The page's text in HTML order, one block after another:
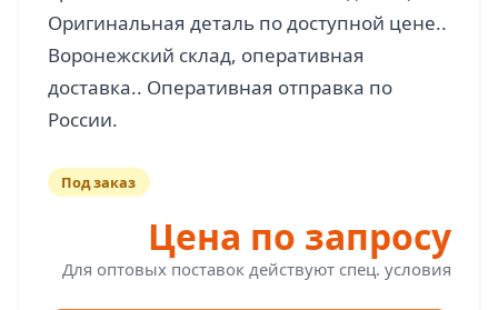
Оригинальная деталь по доступной цене..
Воронежский склад, оперативная
доставка.. Оперативная отправка по
Под заказ
Цена по запросу
Для оптовых поставок действуют спец. условия